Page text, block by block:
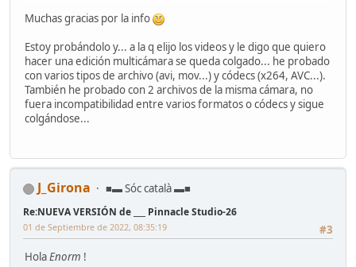
Muchas gracias por la info
Estoy probándolo y... a la q elijo los videos y le digo que quiero
hacer una edición multicámara se queda colgado... he probado
con varios tipos de archivo (avi, mov...) y códecs (x264, AVC...).
También he probado con 2 archivos de la misma cámara, no
fuera incompatibilidad entre varios formatos o códecs y sigue
colgándose...
J_Girona ■▬ Sóc català ▬■
Re:NUEVA VERSIÓN de ___ Pinnacle Studio-26
#3
01 de Septiembre de 2022, 08:35:19
HolaEnorm !